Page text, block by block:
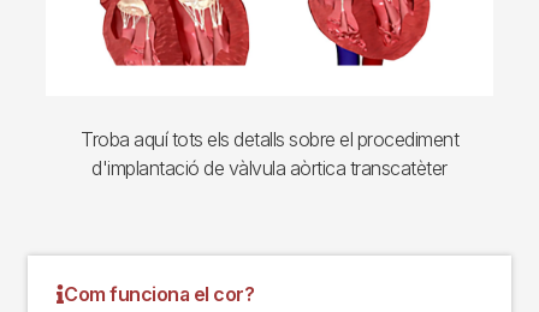
Troba aquí tots els detalls sobre el procediment
d'implantació de vàlvula aòrtica transcatèter
Com funciona el cor?